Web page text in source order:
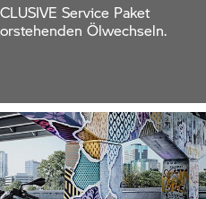
Service Paket
Ölwechseln.